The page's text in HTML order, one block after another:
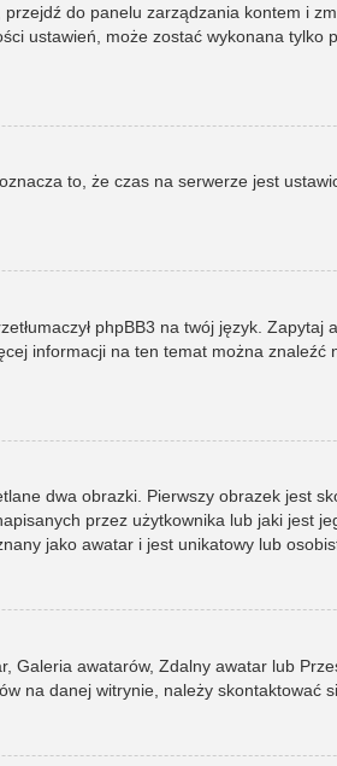
do panelu zarządzania kontem i
ustawień, może zostać wykonana tylko
to, że czas na serwerze jest
phpBB3 na twój język.
informacji na ten temat można znaleźć
dwa obrazki. Pierwszy obrazek jest
przez użytkownika lub jaki jest
jako awatar i jest unikatowy lub
Galeria awatarów, Zdalny awatar lub
na danej witrynie, należy skontaktować